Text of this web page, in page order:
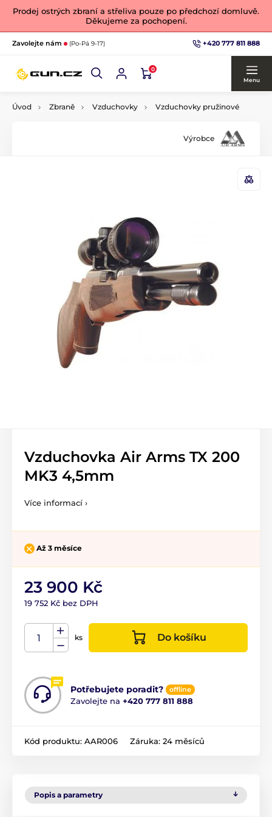
Prodej ostrých zbraní a střeliva pouze po předchozí domluvě.
Děkujeme za pochopení.
Zavolejte nám (Po-Pá 9-17) +420 777 811 888
0
Menu
Úvod Zbraně Vzduchovky Vzduchovky pružinové
Výrobce
Vzduchovka Air Arms TX 200
MK3 4,5mm
Více informací ›
Až 3 měsíce
23 900 Kč
19 752 Kč bez DPH
ks Do košíku
Potřebujete poradit? offline
Zavolejte na +420 777 811 888
Kód produktu: AAR006 Záruka: 24 měsíců
Popis a parametry